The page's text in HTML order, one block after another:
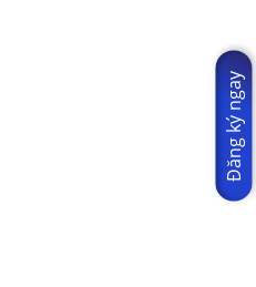
Đăng ký ngay